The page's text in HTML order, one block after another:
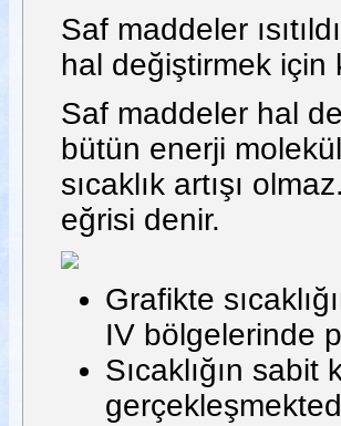
Saf maddeler
hal değiştirmek için
Saf maddeler hal
bütün enerji
sıcaklık artışı
eğrisi denir.
Grafikte
IV bölgelerinde
Sıcaklığın